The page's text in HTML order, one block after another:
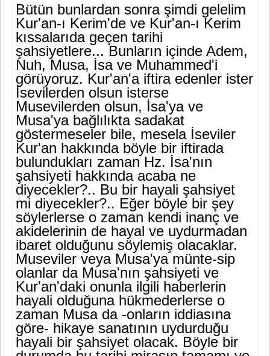
Bütün bunlardan sonra şimdi gelelim
Kur'an-ı Kerim'de ve Kur'an-ı Kerim
kıssalarıda geçen tarihi
şahsiyetlere... Bunların içinde Adem,
Nuh, Musa, İsa ve Muhammed'i
görüyoruz. Kur'an'a iftira edenler ister
İsevilerden olsun isterse
Musevilerden olsun, İsa'ya ve
Musa'ya bağlılıkta sadakat
göstermeseler bile, mesela İseviler
Kur'an hakkında böyle bir iftirada
bulundukları zaman Hz. İsa'nın
şahsiyeti hakkında acaba ne
diyecekler?.. Bu bir hayali şahsiyet
mi diyecekler?.. Eğer böyle bir şey
söylerlerse o zaman kendi inanç ve
akidelerinin de hayal ve uydurmadan
iba­ret olduğunu söylemiş olacaklar.
Museviler veya Musa'ya münte-sip
olanlar da Musa'nın şahsiyeti ve
Kur'an'daki onunla ilgili ha­berlerin
hayali olduğuna hükmederlerse o
zaman Musa da -onla­rın iddiasına
göre- hikaye sanatının uydurduğu
hayali bir şahsiyet olacak. Böyle bir